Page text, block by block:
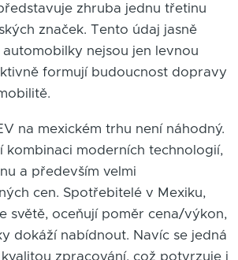
zhruba jednu třetinu
značek. Tento údaj jasně
automobilky nejsou jen levnou
formují budoucnost dopravy
na mexickém trhu není náhodný.
kombinaci moderních technologií,
a především velmi
cen. Spotřebitelé v Mexiku,
světě, oceňují poměr cena/výkon,
dokáží nabídnout. Navíc se jedná
zpracování, což potvrzuje i